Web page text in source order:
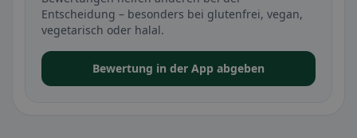
Entscheidung – besonders bei glutenfrei, vegan,
vegetarisch oder halal.
Bewertung in der App abgeben